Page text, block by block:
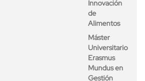
Innovación
de
Alimentos
Máster
Universitario
Erasmus
Mundus en
Gestión